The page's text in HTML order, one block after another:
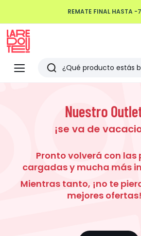
REMATE FINAL HASTA -
Menu
Redoute
Buscar
Últimos
vistosNuestro
¡se va de
Pronto volverá con las
cargadas y mucha más
Mientras tanto, ¡no te
mejores ofertas!